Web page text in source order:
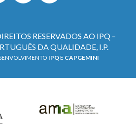
RESERVADOS AO IPQ –
DA QUALIDADE, I.P.
IPQE CAPGEMINI